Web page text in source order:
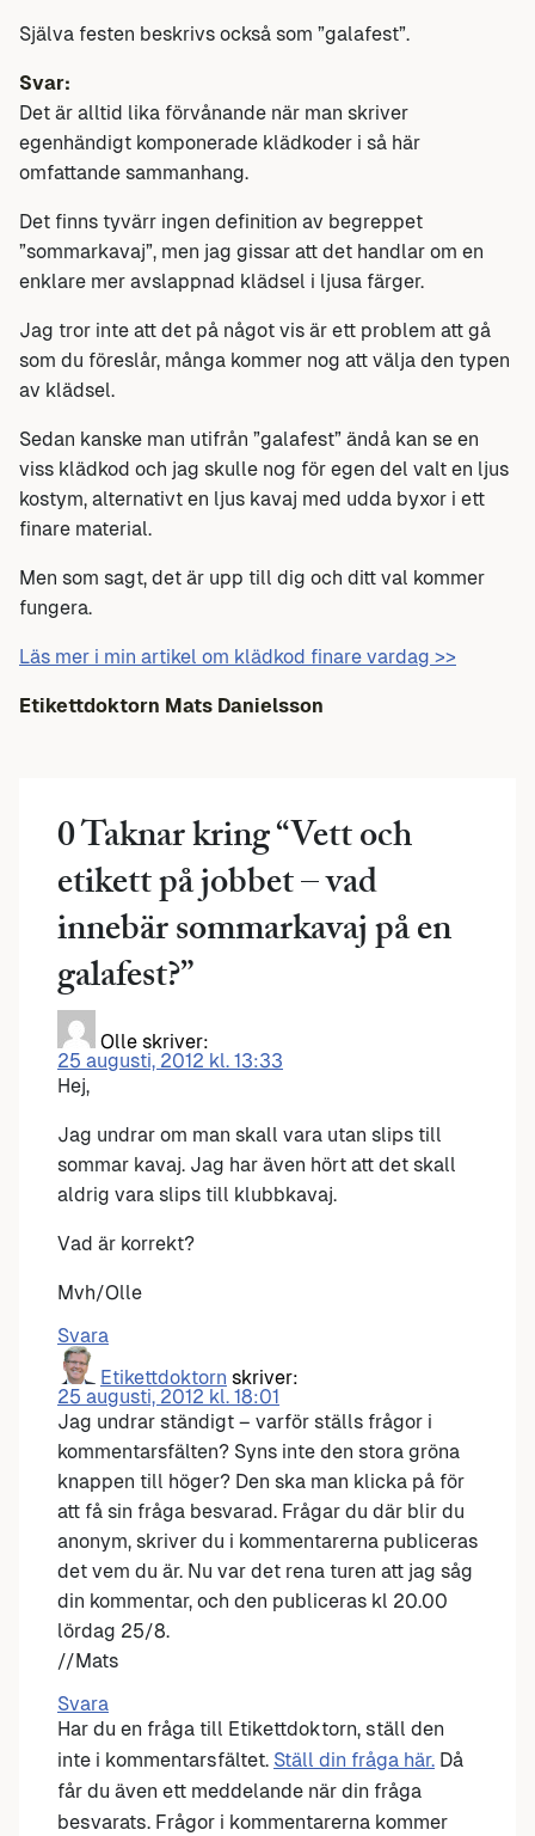
Själva festen beskrivs också som ”galafest”.
Svar:
Det är alltid lika förvånande när man skriver
egenhändigt komponerade klädkoder i så här
omfattande sammanhang.
Det finns tyvärr ingen definition av begreppet
”sommarkavaj”, men jag gissar att det handlar om en
enklare mer avslappnad klädsel i ljusa färger.
Jag tror inte att det på något vis är ett problem att gå
som du föreslår, många kommer nog att välja den typen
av klädsel.
Sedan kanske man utifrån ”galafest” ändå kan se en
viss klädkod och jag skulle nog för egen del valt en ljus
kostym, alternativt en ljus kavaj med udda byxor i ett
finare material.
Men som sagt, det är upp till dig och ditt val kommer
fungera.
Läs mer i min artikel om klädkod finare vardag >>
Etikettdoktorn Mats Danielsson
0 Taknar kring “Vett och
etikett på jobbet – vad
innebär sommarkavaj på en
galafest?”
Olle skriver:
25 augusti, 2012 kl. 13:33
Hej,
Jag undrar om man skall vara utan slips till
sommar kavaj. Jag har även hört att det skall
aldrig vara slips till klubbkavaj.
Vad är korrekt?
Mvh/Olle
Svara
Etikettdoktorn skriver:
25 augusti, 2012 kl. 18:01
Jag undrar ständigt – varför ställs frågor i
kommentarsfälten? Syns inte den stora gröna
knappen till höger? Den ska man klicka på för
att få sin fråga besvarad. Frågar du där blir du
anonym, skriver du i kommentarerna publiceras
det vem du är. Nu var det rena turen att jag såg
din kommentar, och den publiceras kl 20.00
lördag 25/8.
//Mats
Svara
Har du en fråga till Etikettdoktorn, ställ den
inte i kommentarsfältet. Ställ din fråga här. Då
får du även ett meddelande när din fråga
besvarats. Frågor i kommentarerna kommer